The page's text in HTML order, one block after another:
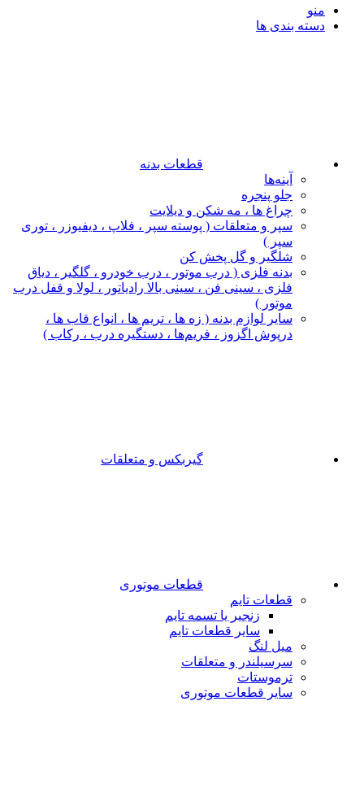
منو
دسته بندی ها
قطعات بدنه
آینه‌ها
جلو پنجره
چراغ‌ ها ، مه‌ شکن و دیلایت
سپر و متعلقات ( پوسته سپر ، فلاپ ، دیفیوزر ، توری
سپر )
شلگیر و گل‌ پخش‌ کن
بدنه فلزی ( درب موتور ، درب خودرو ، گلگیر ، دیاق
فلزی ، سینی فن ، سینی بالا رادیاتور ، لولا و قفل درب
موتور )
سایر لوازم بدنه ( زه ها ، تریم ها ، انواع قاب ها ،
درپوش اگزوز ، فریم‌ها ، دستگیره درب ، رکاب )
گیربکس و متعلقات
قطعات موتوری
قطعات تایم
زنجیر یا تسمه تایم
سایر قطعات تایم
میل لنگ
سرسیلندر و متعلقات
ترموستات
سایر قطعات موتوری